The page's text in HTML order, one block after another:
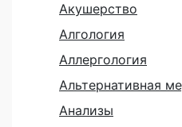
Акушерство
Алгология
Аллергология
Альтернативная
Анализы